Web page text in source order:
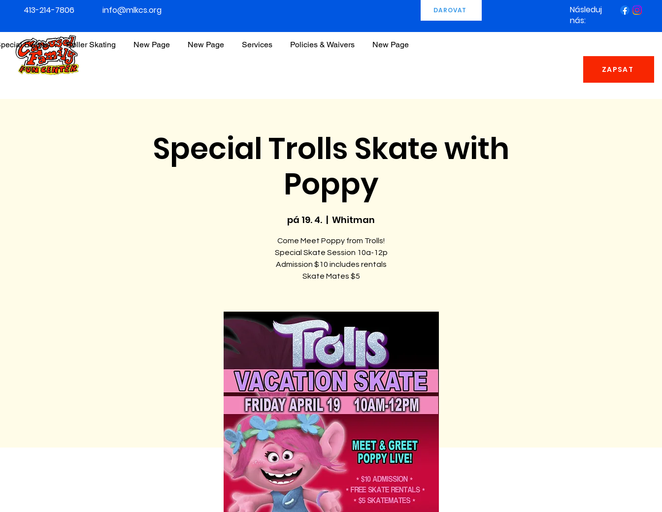
Events Roller Skating New Page New Page Services Policies & Waivers New Page
ZAPSAT
413-214-7806 info@mlkcs.org DAROVAT
Následuj
nás:
Special Trolls Skate with
Poppy
pá 19. 4.
  |
Whitman
Come Meet Poppy from Trolls!
Special Skate Session 10a-12p
Admission $10 includes rentals
Skate Mates $5